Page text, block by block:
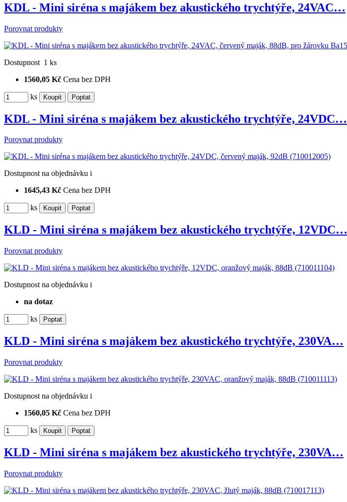
KDL - Mini siréna s majákem bez akustického trychtýře, 24VAC…
Porovnat produkty
Dostupnost 1 ks
1560,05 Kč Cena bez DPH
ks
KDL - Mini siréna s majákem bez akustického trychtýře, 24VDC…
Porovnat produkty
Dostupnost na objednávku i
1645,43 Kč Cena bez DPH
ks
KLD - Mini siréna s majákem bez akustického trychtýře, 12VDC…
Porovnat produkty
Dostupnost na objednávku i
na dotaz
ks
KLD - Mini siréna s majákem bez akustického trychtýře, 230VA…
Porovnat produkty
Dostupnost na objednávku i
1560,05 Kč Cena bez DPH
ks
KLD - Mini siréna s majákem bez akustického trychtýře, 230VA…
Porovnat produkty